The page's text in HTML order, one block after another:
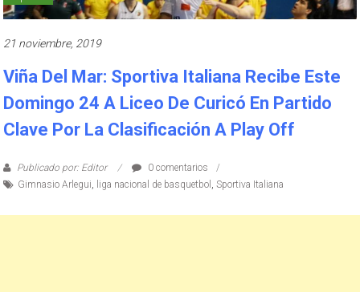
21 noviembre, 2019
Viña Del Mar: Sportiva Italiana Recibe Este
Domingo 24 A Liceo De Curicó En Partido
Clave Por La Clasificación A Play Off
Publicado por: Editor
0 comentarios
Gimnasio Arlegui
liga nacional de basquetbol ,Sportiva Italiana